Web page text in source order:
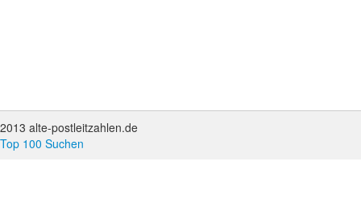
2013 alte-postleitzahlen.de
Top 100 Suchen